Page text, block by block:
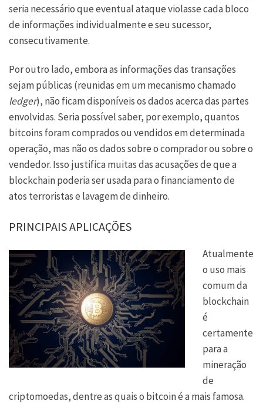
seria necessário que eventual ataque violasse cada bloco
de informações individualmente e seu sucessor,
consecutivamente.
Por outro lado, embora as informações das transações
sejam públicas (reunidas em um mecanismo chamado
ledger), não ficam disponíveis os dados acerca das partes
envolvidas. Seria possível saber, por exemplo, quantos
bitcoins foram comprados ou vendidos em determinada
operação, mas não os dados sobre o comprador ou sobre o
vendedor. Isso justifica muitas das acusações de que a
blockchain poderia ser usada para o financiamento de
atos terroristas e lavagem de dinheiro.
PRINCIPAIS APLICAÇÕES
Atualmente
o uso mais
comum da
blockchain
é
certamente
para a
mineração
de
criptomoedas, dentre as quais o bitcoin é a mais famosa.